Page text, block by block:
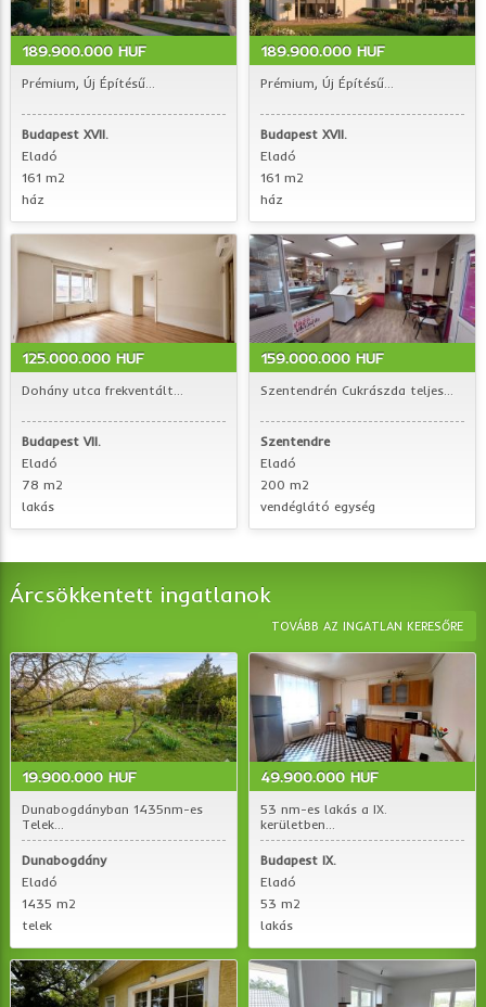
189.900.000 HUF
Prémium, Új Építésű...
Budapest XVII.
Eladó
161 m2
ház
189.900.000 HUF
Prémium, Új Építésű...
Budapest XVII.
Eladó
161 m2
ház
125.000.000 HUF
Dohány utca frekventált...
Budapest VII.
Eladó
78 m2
lakás
159.000.000 HUF
Szentendrén Cukrászda teljes...
Szentendre
Eladó
200 m2
vendéglátó egység
Árcsökkentett ingatlanok
TOVÁBB AZ INGATLAN KERESŐRE
19.900.000 HUF
Dunabogdányban 1435nm-es
Telek...
Dunabogdány
Eladó
1435 m2
telek
49.900.000 HUF
53 nm-es lakás a IX.
kerületben...
Budapest IX.
Eladó
53 m2
lakás